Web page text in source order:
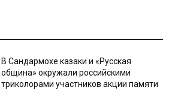
В Сандармохе казаки и «Русская
община» окружали российскими
триколорами участников акции памяти